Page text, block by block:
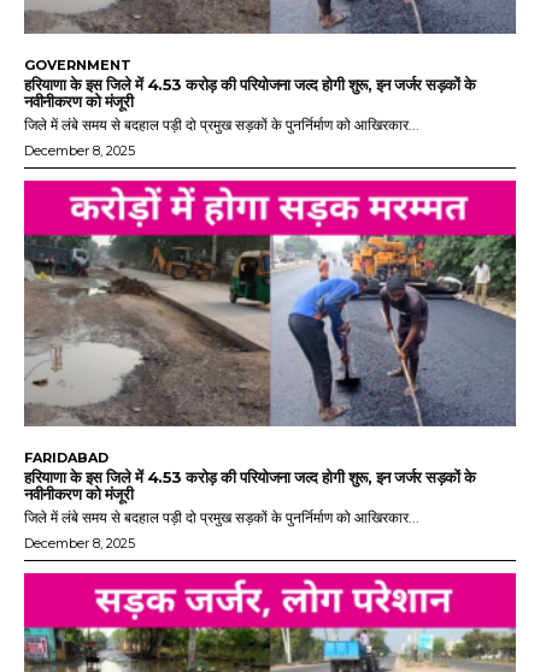
GOVERNMENT
हरियाणा के इस जिले में 4.53 करोड़ की परियोजना जल्द होगी शुरू, इन जर्जर सड़कों के
नवीनीकरण को मंजूरी
जिले में लंबे समय से बदहाल पड़ी दो प्रमुख सड़कों के पुनर्निर्माण को आखिरकार...
December 8, 2025
FARIDABAD
हरियाणा के इस जिले में 4.53 करोड़ की परियोजना जल्द होगी शुरू, इन जर्जर सड़कों के
नवीनीकरण को मंजूरी
जिले में लंबे समय से बदहाल पड़ी दो प्रमुख सड़कों के पुनर्निर्माण को आखिरकार...
December 8, 2025